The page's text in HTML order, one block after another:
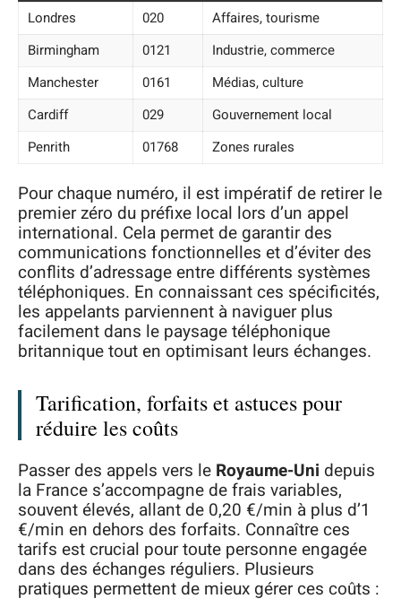
Londres 020
Affaires, tourisme
Birmingham
0121
Industrie, commerce
Manchester
0161
Médias, culture
Cardiff
029
Gouvernement local
Penrith
01768 Zones rurales
Pour chaque numéro, il est impératif de retirer le
premier zéro du préfixe local lors d’un appel
international. Cela permet de garantir des
communications fonctionnelles et d’éviter des
conflits d’adressage entre différents systèmes
téléphoniques. En connaissant ces spécificités,
les appelants parviennent à naviguer plus
facilement dans le paysage téléphonique
britannique tout en optimisant leurs échanges.
Tarification, forfaits et astuces pour
réduire les coûts
Passer des appels vers le Royaume-Uni depuis
la France s’accompagne de frais variables,
souvent élevés, allant de 0,20 €/min à plus d’1
€/min en dehors des forfaits. Connaître ces
tarifs est crucial pour toute personne engagée
dans des échanges réguliers. Plusieurs
pratiques permettent de mieux gérer ces coûts :